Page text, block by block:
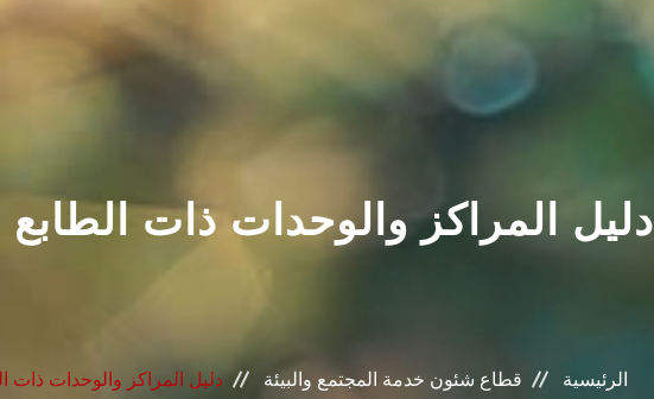
دليل المراكز والوحدات ذات
الرئيسية قطاع شئون خدمة المجتمع والبيئة دليل المراكز والوحدات ذات